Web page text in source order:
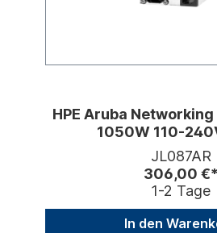
HPE Aruba
1050W 110-
JL087AR
306,00 €*
1-2 Tage
In den